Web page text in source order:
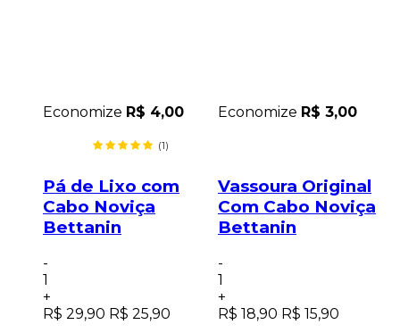
Economize R$ 4,00
(1)
Pá de Lixo com
Cabo Noviça
Bettanin
-
1
+
R$ 29,90 R$ 25,90
Economize R$ 3,00
Vassoura Original
Com Cabo Noviça
Bettanin
-
1
+
R$ 18,90 R$ 15,90